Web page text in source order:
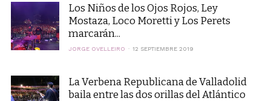
Los Niños de los Ojos Rojos, Ley
Mostaza, Loco Moretti y Los Perets
marcarán...
JORGE OVELLEIRO 12 SEPTIEMBRE 2019
La Verbena Republicana de Valladolid
baila entre las dos orillas del Atlántico